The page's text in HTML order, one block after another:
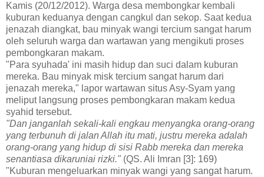
Kamis (20/12/2012). Warga desa membongkar kembali
kuburan keduanya dengan cangkul dan sekop. Saat kedua
jenazah diangkat, bau minyak wangi tercium sangat harum
oleh seluruh warga dan wartawan yang mengikuti proses
pembongkaran makam.
"Para syuhada' ini masih hidup dan suci dalam kuburan
mereka. Bau minyak misk tercium sangat harum dari
jenazah mereka," lapor wartawan situs Asy-Syam yang
meliput langsung proses pembongkaran makam kedua
syahid tersebut.
"Dan janganlah sekali-kali engkau menyangka orang-orang
yang terbunuh di jalan Allah itu mati, justru mereka adalah
orang-orang yang hidup di sisi Rabb mereka dan mereka
senantiasa dikaruniai rizki." (QS. Ali Imran [3]: 169)
"Kuburan mengeluarkan minyak wangi yang sangat harum.